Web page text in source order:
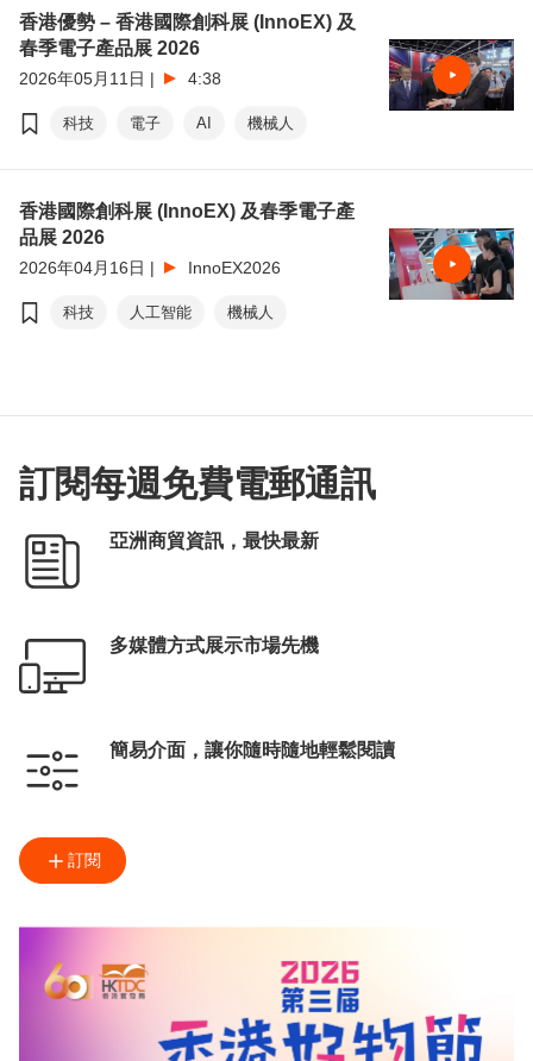
服裝
范婉兒 楊翠麗
香港優勢 – 香港國際創科展 (InnoEX) 及
春季電子產品展 2026
2026年05月11日 | 4:38
科技 電子 AI 機械人
香港國際創科展 (InnoEX) 及春季電子產
品展 2026
2026年04月16日 | InnoEX2026
科技 人工智能 機械人
訂閱每週免費電郵通訊
亞洲商貿資訊，最快最新
多媒體方式展示市場先機
簡易介面，讓你隨時隨地輕鬆閱讀
訂閱